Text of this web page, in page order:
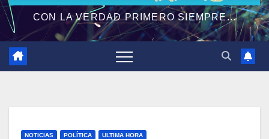
CON LA VERDAD PRIMERO SIEMPRE...
NOTICIAS POLÍTICA ULTIMA HORA